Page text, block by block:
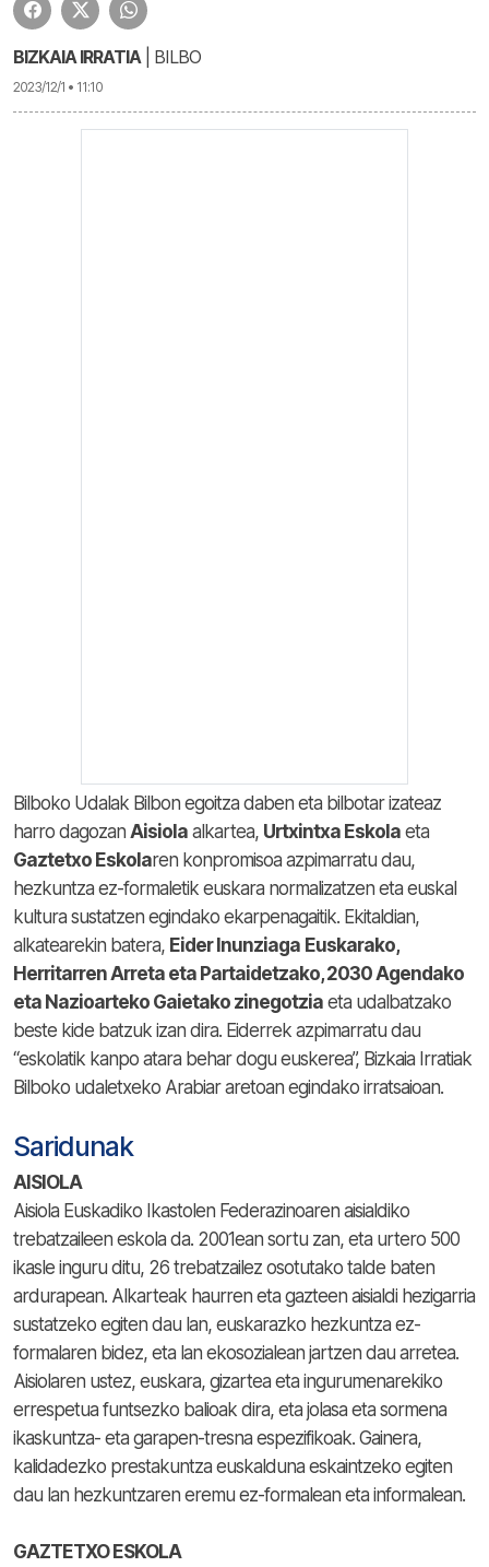
BIZKAIA IRRATIA | BILBO
2023/12/1 • 11:10
Bilboko Udalak Bilbon egoitza daben eta bilbotar izateaz
harro dagozan Aisiola alkartea, Urtxintxa Eskola eta
Gaztetxo Eskolaren konpromisoa azpimarratu dau,
hezkuntza ez-formaletik euskara normalizatzen eta euskal
kultura sustatzen egindako ekarpenagaitik. Ekitaldian,
alkatearekin batera, Eider Inunziaga Euskarako,
Herritarren Arreta eta Partaidetzako, 2030 Agendako
eta Nazioarteko Gaietako zinegotzia eta udalbatzako
beste kide batzuk izan dira. Eiderrek azpimarratu dau
“eskolatik kanpo atara behar dogu euskerea”, Bizkaia Irratiak
Bilboko udaletxeko Arabiar aretoan egindako irratsaioan.
Saridunak
AISIOLA
Aisiola Euskadiko Ikastolen Federazinoaren aisialdiko
trebatzaileen eskola da. 2001ean sortu zan, eta urtero 500
ikasle inguru ditu, 26 trebatzailez osotutako talde baten
ardurapean. Alkarteak haurren eta gazteen aisialdi hezigarria
sustatzeko egiten dau lan, euskarazko hezkuntza ez-
formalaren bidez, eta lan ekosozialean jartzen dau arretea.
Aisiolaren ustez, euskara, gizartea eta ingurumenarekiko
errespetua funtsezko balioak dira, eta jolasa eta sormena
ikaskuntza- eta garapen-tresna espezifikoak. Gainera,
kalidadezko prestakuntza euskalduna eskaintzeko egiten
dau lan hezkuntzaren eremu ez-formalean eta informalean.
GAZTETXO ESKOLA